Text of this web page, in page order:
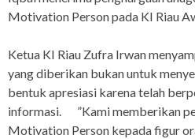
Motivation Person pada KI Riau
Ketua KI Riau Zufra Irwan
yang diberikan bukan untuk
bentuk apresiasi karena telah
informasi. ”Kami memberikan
Motivation Person kepada figur